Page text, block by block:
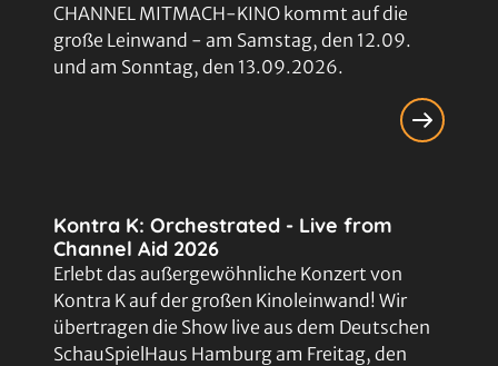
CHANNEL MITMACH-KINO kommt auf die
große Leinwand - am Samstag, den 12.09.
und am Sonntag, den 13.09.2026.
Kontra K: Orchestrated - Live from
Channel Aid 2026
Erlebt das außergewöhnliche Konzert von
Kontra K auf der großen Kinoleinwand! Wir
übertragen die Show live aus dem Deutschen
SchauSpielHaus Hamburg am Freitag, den